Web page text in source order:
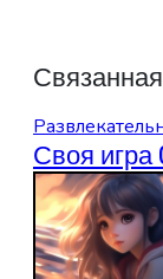
Своя игра